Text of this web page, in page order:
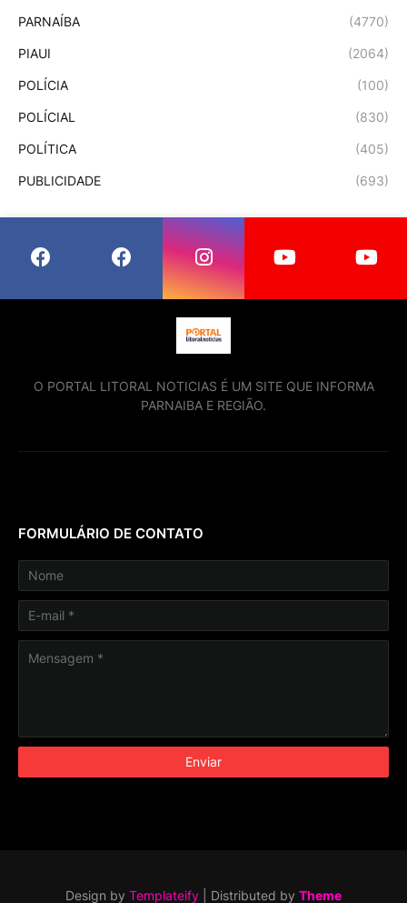
PARNAÍBA (4770)
PIAUI (2064)
POLÍCIA (100)
POLÍCIAL (830)
POLÍTICA (405)
PUBLICIDADE (693)
O PORTAL LITORAL NOTICIAS É UM SITE QUE INFORMA
PARNAIBA E REGIÃO.
FORMULÁRIO DE CONTATO
Design by Templateify | Distributed by Theme